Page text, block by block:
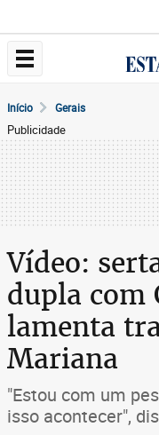
Início Gerais
Publicidade
Vídeo:
dupla com
lamenta
Mariana
"Estou com um
isso acontecer",